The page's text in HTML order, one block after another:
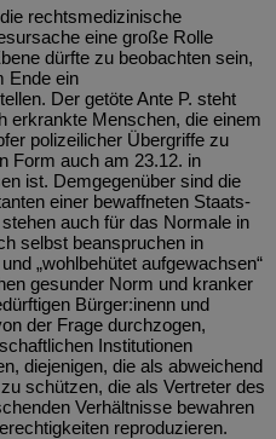
rechtsmedizinische
eine große Rolle
dürfte zu beobachten sein,
Ende ein
Der getöte Ante P. steht
erkrankte Menschen, die einem
polizeilicher Übergriffe zu
Form auch am 23.12. in
ist. Demgegenüber sind die
einer bewaffneten Staats-
auch für das Normale in
selbst beanspruchen in
„wohlbehütet aufgewachsen“
gesunder Norm und kranker
Bürger:inenn und
der Frage durchzogen,
Institutionen
diejenigen, die als abweichend
schützen, die als Vertreter des
Verhältnisse bewahren
reproduzieren.